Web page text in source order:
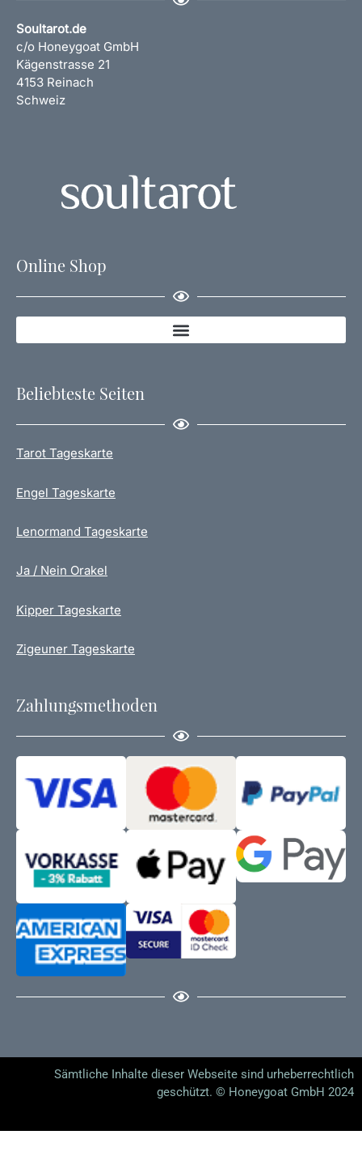
Soultarot.de
c/o Honeygoat GmbH
Kägenstrasse 21
4153 Reinach
Schweiz
Online Shop
Beliebteste Seiten
Tarot Tageskarte
Engel Tageskarte
Lenormand Tageskarte
Ja / Nein Orakel
Kipper Tageskarte
Zigeuner Tageskarte
Zahlungsmethoden
Sämtliche Inhalte dieser Webseite sind urheberrechtlich
geschützt. © Honeygoat GmbH 2024